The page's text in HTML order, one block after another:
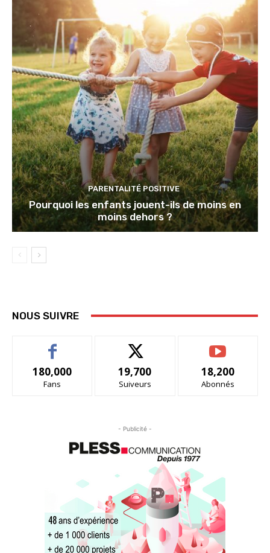
PARENTALITÉ POSITIVE
Pourquoi les enfants jouent-ils de moins en
moins dehors ?
NOUS SUIVRE
180,000
Fans
19,700
Suiveurs
18,200
Abonnés
- Publicité -